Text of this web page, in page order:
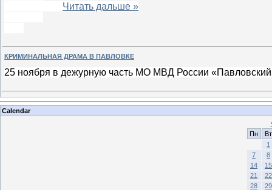
Читать дальше »
КРИМИНАЛЬНАЯ ДРАМА В ПАВЛОВКЕ
25 ноября в дежурную часть МО МВД России
Calendar
Пн
Вт
1
7
8
14
15
21
22
28
29